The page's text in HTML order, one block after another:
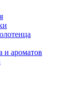
и ароматов